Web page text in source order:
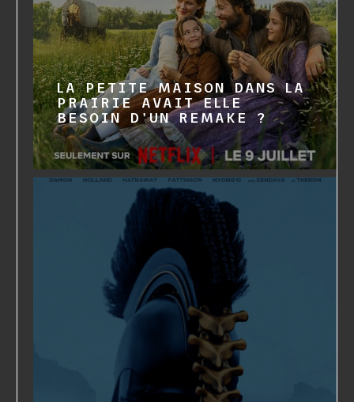
LA PETITE MAISON DANS LA
PRAIRIE AVAIT ELLE
BESOIN D'UN REMAKE ?